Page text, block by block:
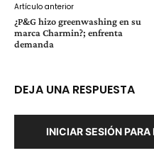
Artículo anterior
¿P&G hizo greenwashing en su
marca Charmin?; enfrenta
demanda
DEJA UNA RESPUESTA
INICIAR SESIÓN